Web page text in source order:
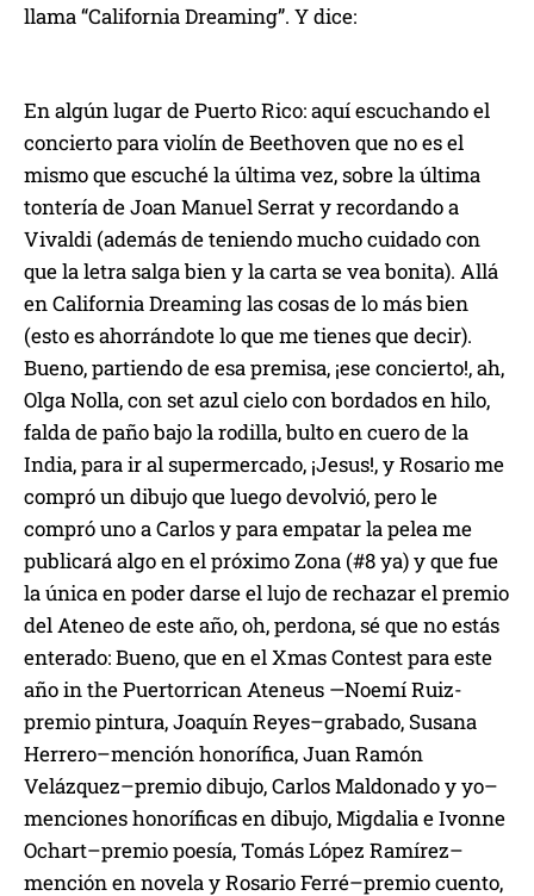
llama “California Dreaming”. Y dice:
En algún lugar de Puerto Rico: aquí escuchando el
concierto para violín de Beethoven que no es el
mismo que escuché la última vez, sobre la última
tontería de Joan Manuel Serrat y recordando a
Vivaldi (además de teniendo mucho cuidado con
que la letra salga bien y la carta se vea bonita). Allá
en California Dreaming las cosas de lo más bien
(esto es ahorrándote lo que me tienes que decir).
Bueno, partiendo de esa premisa, ¡ese concierto!, ah,
Olga Nolla, con set azul cielo con bordados en hilo,
falda de paño bajo la rodilla, bulto en cuero de la
India, para ir al supermercado, ¡Jesus!, y Rosario me
compró un dibujo que luego devolvió, pero le
compró uno a Carlos y para empatar la pelea me
publicará algo en el próximo Zona (#8 ya) y que fue
la única en poder darse el lujo de rechazar el premio
del Ateneo de este año, oh, perdona, sé que no estás
enterado: Bueno, que en el Xmas Contest para este
año in the Puertorrican Ateneus —Noemí Ruiz-
premio pintura, Joaquín Reyes–grabado, Susana
Herrero–mención honorífica, Juan Ramón
Velázquez–premio dibujo, Carlos Maldonado y yo–
menciones honoríficas en dibujo, Migdalia e Ivonne
Ochart–premio poesía, Tomás López Ramírez–
mención en novela y Rosario Ferré–premio cuento,